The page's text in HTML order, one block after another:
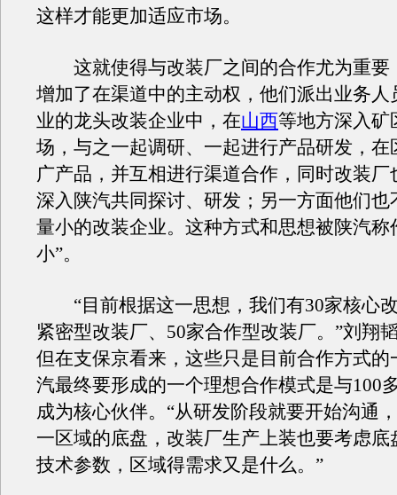
这样才能更加适应市场。
这就使得与改装厂之间的合作尤为重要
增加了在渠道中的主动权，他们派出业务人
业的龙头改装企业中，在山西等地方深入矿
场，与之一起调研、一起进行产品研发，在
广产品，并互相进行渠道合作，同时改装厂
深入陕汽共同探讨、研发；另一方面他们也
量小的改装企业。这种方式和思想被陕汽称
小”。
“目前根据这一思想，我们有30家核心
紧密型改装厂、50家合作型改装厂。”刘翔
但在支保京看来，这些只是目前合作方式的
汽最终要形成的一个理想合作模式是与100
成为核心伙伴。“从研发阶段就要开始沟通
一区域的底盘，改装厂生产上装也要考虑底
技术参数，区域得需求又是什么。”